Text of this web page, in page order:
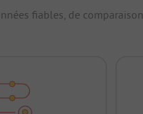
fiables, de